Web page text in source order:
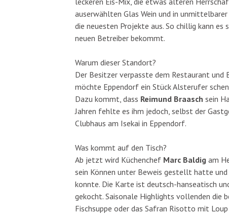
auserwählten Glas Wein und in
die neuesten Projekte aus. So chillig kann es
neuen Betreiber bekommt.
Warum dieser Standort?
Der Besitzer verpasste dem Restaurant und
möchte Eppendorf ein Stück Alsterufer
Dazu kommt, dass Reimund Braasch sein
Jahren fehlte es ihm jedoch, selbst der
Clubhaus am Isekai in Eppendorf.
Was kommt auf den Tisch?
Ab jetzt wird Küchenchef Marc Baldig am
sein Können unter Beweis gestellt hatte
konnte. Die Karte ist deutsch-hanseatisch
gekocht. Saisonale Highlights vollenden die
Fischsuppe oder das Safran Risotto mit